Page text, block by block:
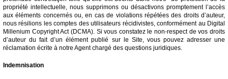
propriété intellectuelle, nous supprimons ou désactivons promptement l’accès
aux éléments concernés ou, en cas de violations répétées des droits d’auteur,
nous résilions les comptes des utilisateurs récidivistes, conformément au Digital
Millenium Copyright Act (DCMA). Si vous constatez le non-respect de vos droits
d’auteur du fait d’un élément publié sur le Site, vous pouvez adresser une
réclamation écrite à notre Agent chargé des questions juridiques.
Indemnisation